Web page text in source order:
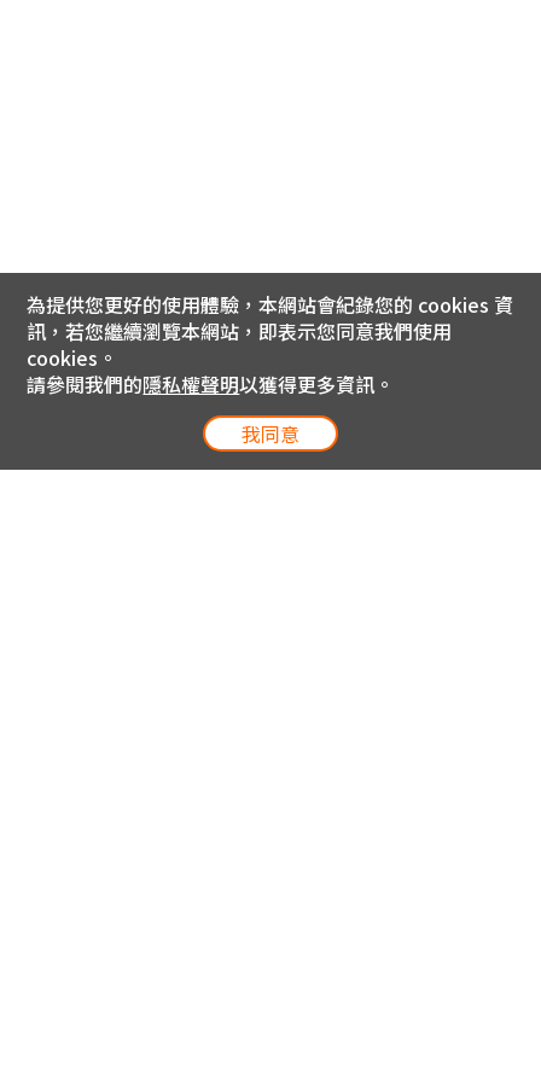
為提供您更好的使用體驗，本網站會紀錄您的 cookies 資
訊，若您繼續瀏覽本網站，即表示您同意我們使用
cookies。
請參閱我們的隱私權聲明以獲得更多資訊。
我同意